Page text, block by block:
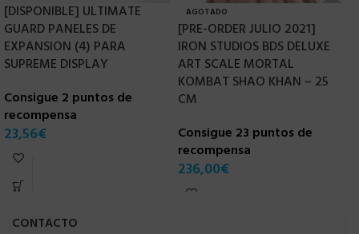
[DISPONIBLE] ULTIMATE
GUARD PANELES DE
EXPANSION (4) PARA
SUPREME DISPLAY
Consigue 2 puntos de
recompensa
23,56€
AGOTADO
[PRE-ORDER JULIO 2021]
IRON STUDIOS BDS DELUXE
ART SCALE MORTAL
KOMBAT SHAO KHAN – 25
CM
Consigue 23 puntos de
recompensa
236,00€
CONTACTO